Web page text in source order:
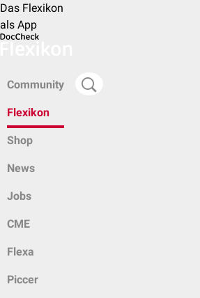
Das Flexikon
als App
Community
Flexikon
Shop
News
Jobs
CME
Flexa
Piccer